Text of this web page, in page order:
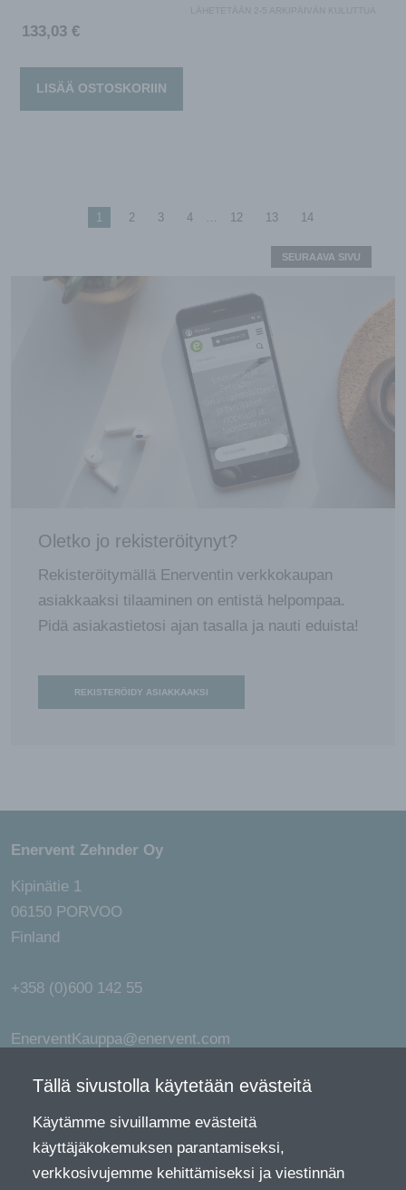
LÄHETETÄÄN 2-5 ARKIPÄIVÄN KULUTTUA
133,03 €
LISÄÄ OSTOSKORIIN
1 2 3 4 … 12 13 14
SEURAAVA SIVU
Oletko jo rekisteröitynyt?
Rekisteröitymällä Enerventin verkkokaupan
asiakkaaksi tilaaminen on entistä helpompaa.
Pidä asiakastietosi ajan tasalla ja nauti eduista!
REKISTERÖIDY ASIAKKAAKSI
Enervent Zehnder Oy
Kipinätie 1
06150 PORVOO
Finland
+358 (0)600 142 55
EnerventKauppa@enervent.com
Verkkokaupan yleiset ja kestotilaussopimusehdot sekä
Tällä sivustolla käytetään evästeitä
Käytämme sivuillamme evästeitä
käyttäjäkokemuksen parantamiseksi,
verkkosivujemme kehittämiseksi ja viestinnän